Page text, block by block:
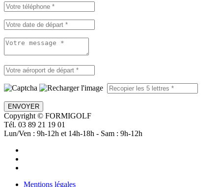
ENVOYER
Copyright © FORMIGOLF
Tél. 03 89 21 19 01
Lun/Ven : 9h-12h et 14h-18h - Sam : 9h-12h
Mentions légales